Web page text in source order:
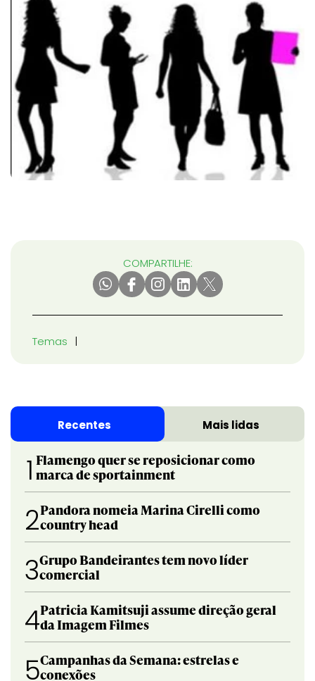
COMPARTILHE:
Temas
Recentes Mais lidas
1 Flamengo quer se reposicionar como
marca de sportainment
2Pandora nomeia Marina Cirelli como
country head
3Grupo Bandeirantes tem novo líder
comercial
4Patricia Kamitsuji assume direção geral
da Imagem Filmes
5Campanhas da Semana: estrelas e
conexões